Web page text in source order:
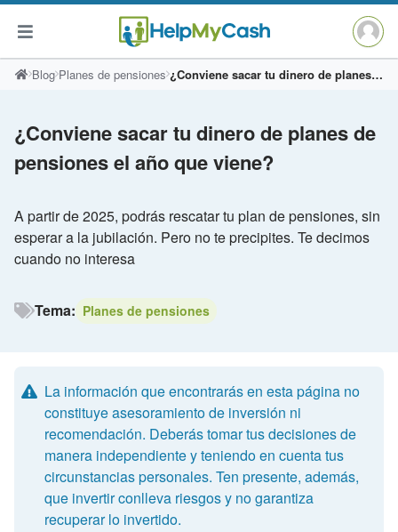
SaltarBlog Planes de pensiones ¿Conviene sacar tu dinero de planes de pensiones el año que viene?
¿Conviene sacar tu dinero de planes de
pensiones el año que viene?
A partir de 2025, podrás rescatar tu plan de pensiones, sin
esperar a la jubilación. Pero no te precipites. Te decimos
cuando no interesa
Tema: Planes de pensiones
La información que encontrarás en esta página no
constituye asesoramiento de inversión ni
recomendación. Deberás tomar tus decisiones de
manera independiente y teniendo en cuenta tus
circunstancias personales. Ten presente, además,
que invertir conlleva riesgos y no garantiza
recuperar lo invertido.